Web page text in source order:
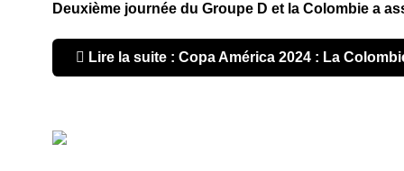
Deuxième journée du Groupe D et la Colombie a
Lire la suite : Copa América 2024 : La